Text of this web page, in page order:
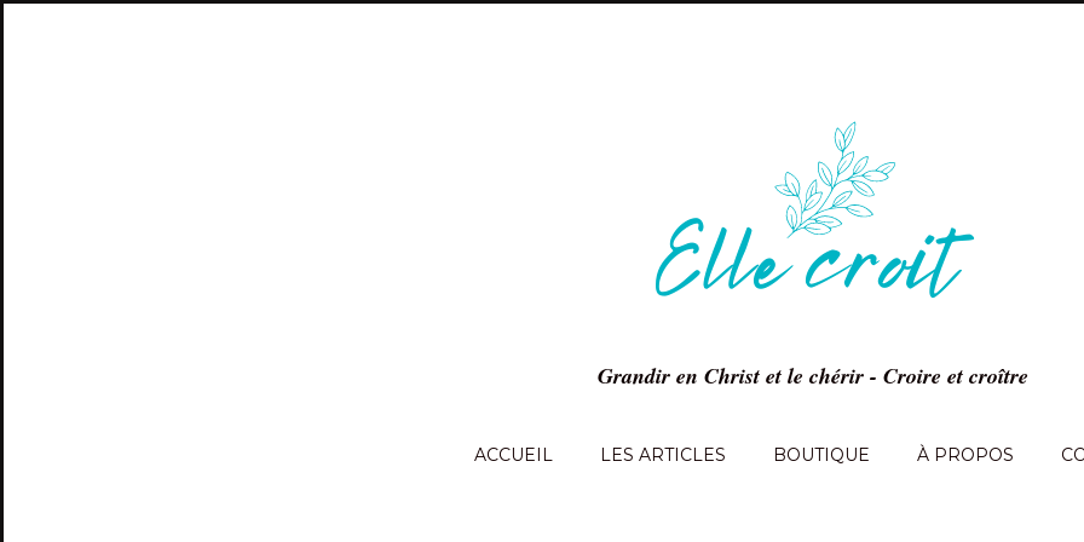
Grandir en Christ et le chérir - Croire et croître
ACCUEIL LES ARTICLES BOUTIQUE À PROPOS